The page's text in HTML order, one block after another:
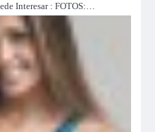
Interesar : FOTOS:…